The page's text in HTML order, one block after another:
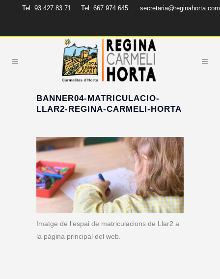
Tel: 93 427 83 71 Tel: 667 974 645 secretaria@reginahorta.com
BANNER04-MATRICULACIO-
LLAR2-REGINA-CARMELI-HORTA
Imatge de l’espai de matriculacions de Llar2 a
la pàgina principal del web.